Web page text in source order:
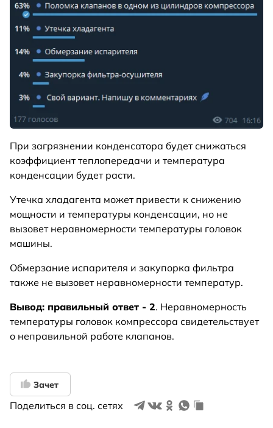
При загрязнении конденсатора будет снижаться
коэффициент теплопередачи и температура
конденсации будет расти.
Утечка хладагента может привести к снижению
мощности и температуры конденсации, но не
вызовет неравномерности температуры головок
машины.
Обмерзание испарителя и закупорка фильтра
также не вызовет неравномерности температур.
Вывод: правильный ответ - 2. Неравномерность
температуры головок компрессора свидетельствует
о неправильной работе клапанов.
Зачет
Поделиться в соц. сетях